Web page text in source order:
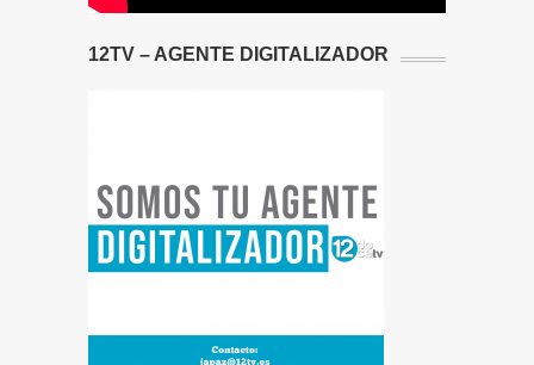
12TV – AGENTE DIGITALIZADOR